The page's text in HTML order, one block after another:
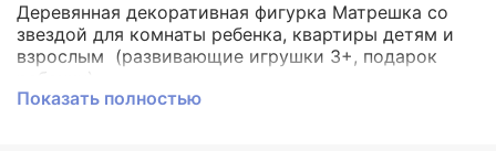
Деревянная декоративная фигурка Матрешка со
звездой для комнаты ребенка, квартиры детям и
взрослым (развивающие игрушки 3+, подарок
ребенку).
Показать полностью